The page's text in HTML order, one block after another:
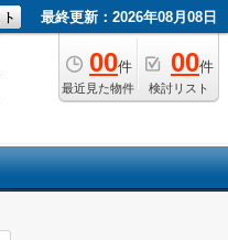
最終更新：2026年08月08日
00件
最近見た物件
00件
検討リスト